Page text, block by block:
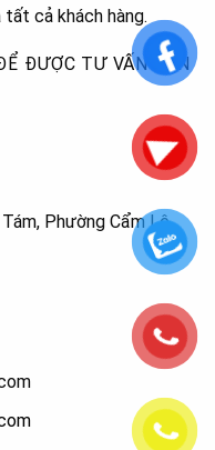
cả khách hàng.
ĐƯỢC TƯ VẤN TẬN
Phường Cẩm Lệ,